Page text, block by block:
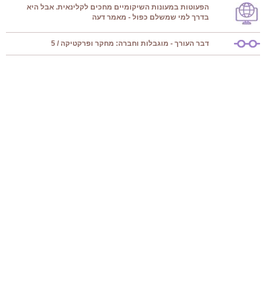
הפעוטות במעונות השיקומיים מחכים לקלינאית. אבל היא
בדרך למי שמשלם כפול - מאמר דעה
דבר העורך - מוגבלות וחברה: מחקר ופרקטיקה / 5